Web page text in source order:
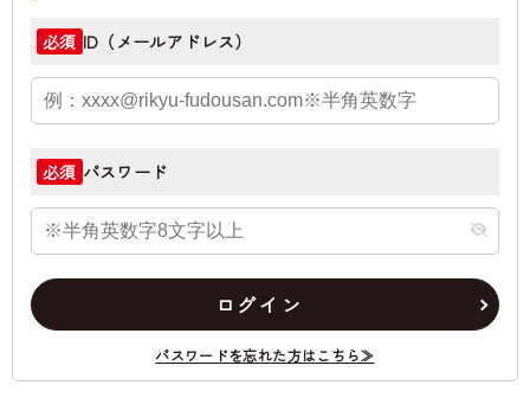
必須 ID（メールアドレス）
必須 パスワード
ログイン
パスワードを忘れた方はこちら≫